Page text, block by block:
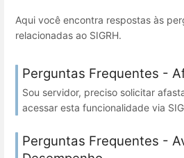
Aqui você encontra respostas às
relacionadas ao SIGRH.
Perguntas Frequentes -
Sou servidor, preciso solicitar
acessar esta funcionalidade via
Perguntas Frequentes -